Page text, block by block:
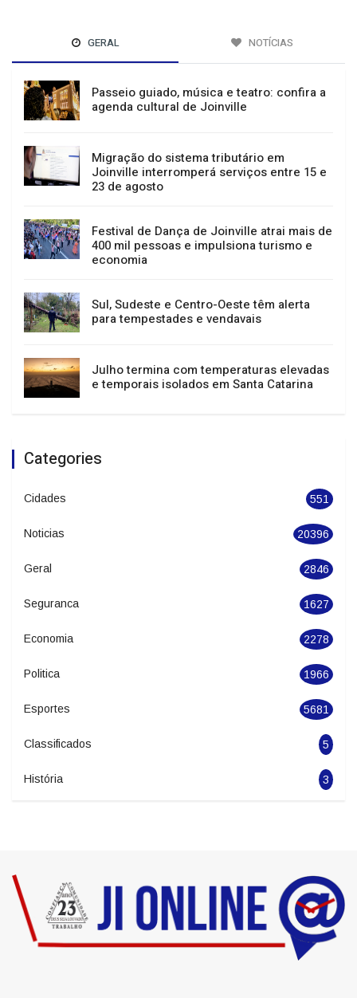
GERAL NOTÍCIAS
Passeio guiado, música e teatro: confira a
agenda cultural de Joinville
Migração do sistema tributário em
Joinville interromperá serviços entre 15 e
23 de agosto
Festival de Dança de Joinville atrai mais de
400 mil pessoas e impulsiona turismo e
economia
Sul, Sudeste e Centro-Oeste têm alerta
para tempestades e vendavais
e temporais isolados em Santa Catarina
Categories
Cidades 551
Noticias 20396
Geral 2846
Seguranca 1627
Economia 2278
Politica 1966
Esportes 5681